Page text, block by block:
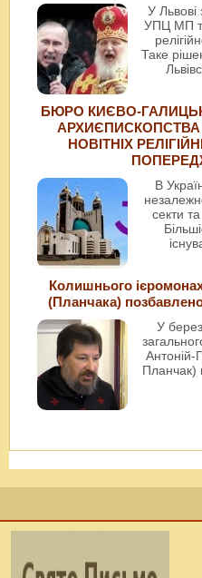
У Львові
УПЦ МП
Таке
БЮРО КИЄВО-
АРХИЄПИСКОПСТВА
НОВІТНІХ
В
секти та
Колишнього
(Планчака)
У
Антоній-
Планчак)